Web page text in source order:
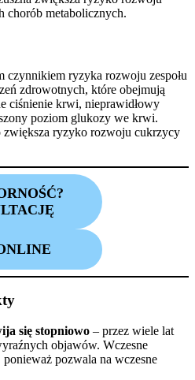
chorób metabolicznych.
czynnikiem ryzyka rozwoju zespołu
zdrowotnych, które obejmują
ciśnienie krwi, nieprawidłowy
poziom glukozy we krwi.
zwiększa ryzyko rozwoju cukrzycy
się stopniowo – przez wiele lat
objawów. Wczesne
pozwala na wczesne